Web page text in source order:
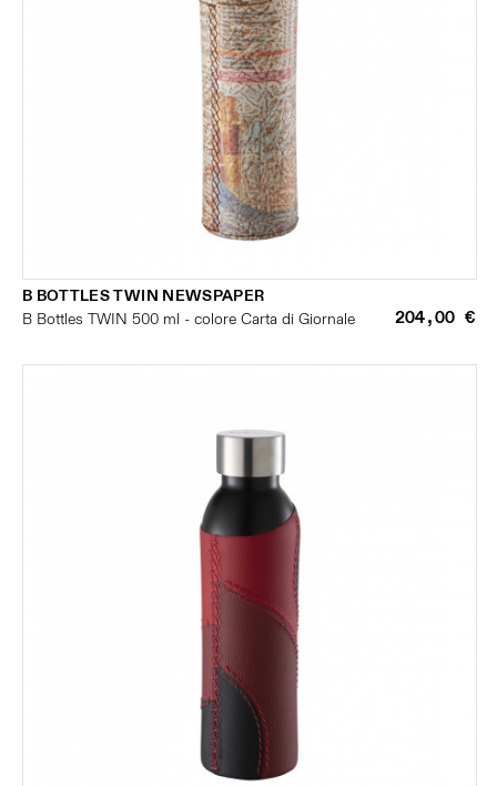
B BOTTLES TWIN NEWSPAPER
B Bottles TWIN 500 ml - colore Carta di Giornale
204,00 €